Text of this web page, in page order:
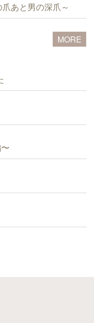
あと男の深爪～
MORE